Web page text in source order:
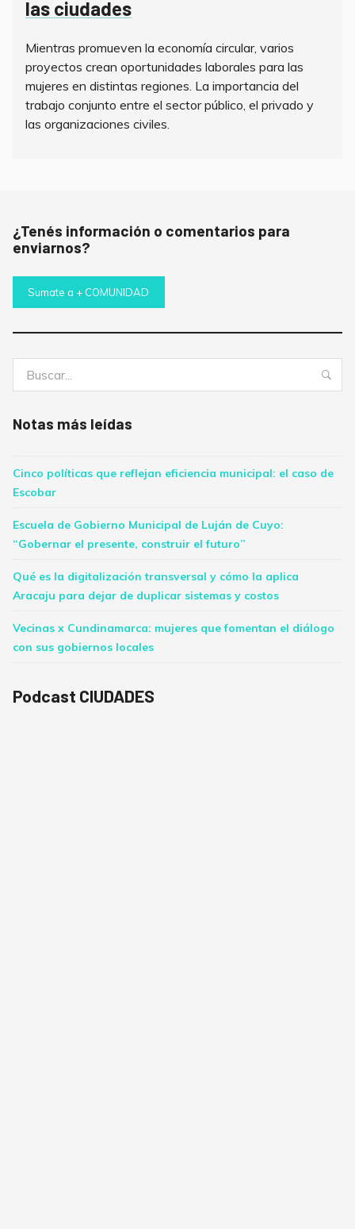
las ciudades
Mientras promueven la economía circular, varios
proyectos crean oportunidades laborales para las
mujeres en distintas regiones. La importancia del
trabajo conjunto entre el sector público, el privado y
las organizaciones civiles.
¿Tenés información o comentarios para
enviarnos?
Sumate a + COMUNIDAD
Notas más leídas
Cinco políticas que reflejan eficiencia municipal: el caso de
Escobar
Escuela de Gobierno Municipal de Luján de Cuyo:
“Gobernar el presente, construir el futuro”
Qué es la digitalización transversal y cómo la aplica
Aracaju para dejar de duplicar sistemas y costos
Vecinas x Cundinamarca: mujeres que fomentan el diálogo
con sus gobiernos locales
Podcast CIUDADES